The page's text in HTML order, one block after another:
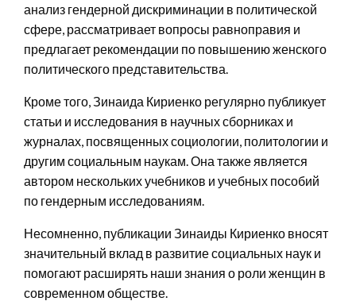
анализ гендерной дискриминации в политической
сфере, рассматривает вопросы равноправия и
предлагает рекомендации по повышению женского
политического представительства.
Кроме того, Зинаида Кириенко регулярно публикует
статьи и исследования в научных сборниках и
журналах, посвященных социологии, политологии и
другим социальным наукам. Она также является
автором нескольких учебников и учебных пособий
по гендерным исследованиям.
Несомненно, публикации Зинаиды Кириенко вносят
значительный вклад в развитие социальных наук и
помогают расширять наши знания о роли женщин в
современном обществе.